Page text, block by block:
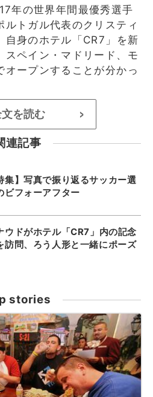
年の世界年間最優秀選手
ルトガル代表のクリスティ
自身のホテル「CR7」を新
スペイン・マドリード、モ
オープンすることが分かっ
を読む >
連記事
集】写真で振り返るサッカー選
ビフォーアフター
ウドがホテル「CR7」内の記念
訪問、ろう人形と一緒にポーズ
stories